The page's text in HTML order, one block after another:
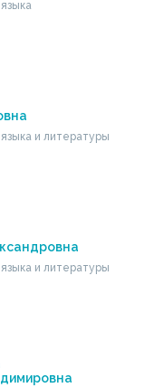
и литературы
и литературы